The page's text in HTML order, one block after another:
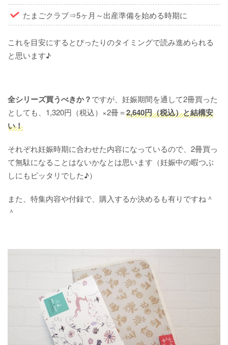
たまごクラブ⇒5ヶ月～出産準備を始める時期に
これを目安にするとぴったりのタイミングで読み進められる
と思います♪
全シリーズ買うべきか？ですが、妊娠期間を通して2冊買った
としても、1,320円（税込）×2冊＝2,640円（税込）と結構安
い！
それぞれ妊娠時期に合わせた内容になっているので、2冊買っ
て無駄になることはないかなとは思います（妊娠中の暇つぶ
しにもピッタリでした♪）
また、特集内容や付録で、購入するか決めるも有りですね＾
＾